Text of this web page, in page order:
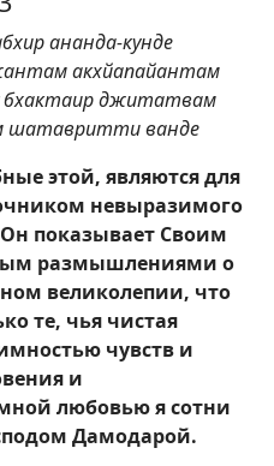
ананда-кунде
акхйапайантам
джитатвам
шатавритти ванде
этой, являются для
невыразимого
показывает Своим
размышлениями о
великолепии, что
те, чья чистая
чувств и
и
любовью я сотни
Дамодарой.